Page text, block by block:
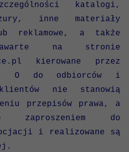
katalogi,
inne materiały
reklamowe, a także
na stronie
kierowane przez
O do odbiorców i
nie stanowią
przepisów prawa, a
zaproszeniem do
i realizowane są